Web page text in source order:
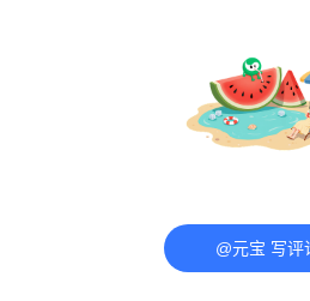
@元宝 写评